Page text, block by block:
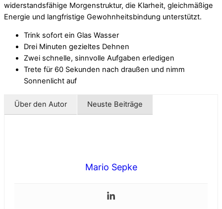
widerstandsfähige Morgenstruktur, die Klarheit, gleichmäßige
Energie und langfristige Gewohnheitsbindung unterstützt.
Trink sofort ein Glas Wasser
Drei Minuten gezieltes Dehnen
Zwei schnelle, sinnvolle Aufgaben erledigen
Trete für 60 Sekunden nach draußen und nimm
Sonnenlicht auf
Über den Autor Neuste Beiträge
Mario Sepke